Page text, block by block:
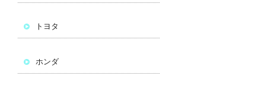
トヨタ
ホンダ